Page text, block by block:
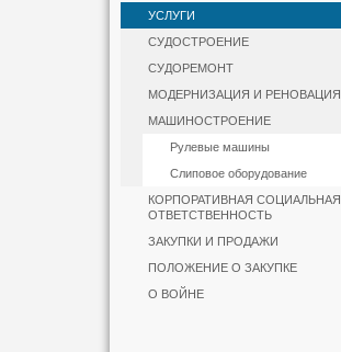
УСЛУГИ
СУДОСТРОЕНИЕ
СУДОРЕМОНТ
МОДЕРНИЗАЦИЯ И РЕНОВАЦИЯ
МАШИНОСТРОЕНИЕ
Рулевые машины
Слиповое оборудование
КОРПОРАТИВНАЯ СОЦИАЛЬНАЯ
ОТВЕТСТВЕННОСТЬ
ЗАКУПКИ И ПРОДАЖИ
ПОЛОЖЕНИЕ О ЗАКУПКЕ
О ВОЙНЕ